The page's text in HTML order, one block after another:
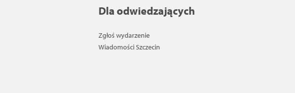
Dla odwiedzających
Zgłoś wydarzenie
Wiadomości Szczecin